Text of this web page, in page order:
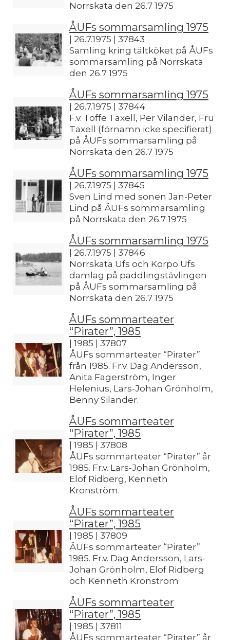
Norrskata den 26.7 1975
ÅUFs sommarsamling 1975
| 26.7.1975 | 37843
Samling kring tältköket på ÅUFs
sommarsamling på Norrskata
den 26.7 1975
ÅUFs sommarsamling 1975
| 26.7.1975 | 37844
F.v. Toffe Taxell, Per Vilander, Fru
Taxell (förnamn icke specifierat)
på ÅUFs sommarsamling på
Norrskata den 26.7 1975
ÅUFs sommarsamling 1975
| 26.7.1975 | 37845
Sven Lind med sonen Jan-Peter
Lind på ÅUFs sommarsamling
på Norrskata den 26.7 1975
ÅUFs sommarsamling 1975
| 26.7.1975 | 37846
Norrskata Ufs och Korpo Ufs
damlag på paddlingstävlingen
på ÅUFs sommarsamling på
Norrskata den 26.7 1975
ÅUFs sommarteater
“Pirater”, 1985
| 1985 | 37807
ÅUFs sommarteater “Pirater”
från 1985. Fr.v. Dag Andersson,
Anita Fagerström, Inger
Helenius, Lars-Johan Grönholm,
Benny Silander.
ÅUFs sommarteater
“Pirater”, 1985
| 1985 | 37808
ÅUFs sommarteater “Pirater” år
1985. Fr.v. Lars-Johan Grönholm,
Elof Ridberg, Kenneth
Kronström.
ÅUFs sommarteater
“Pirater”, 1985
| 1985 | 37809
ÅUFs sommarteater “Pirater”
1985. Fr.v. Dag Andersson, Lars-
Johan Grönholm, Elof Ridberg
och Kenneth Kronström
ÅUFs sommarteater
“Pirater”, 1985
| 1985 | 37811
ÅUFs sommarteater “Pirater” år